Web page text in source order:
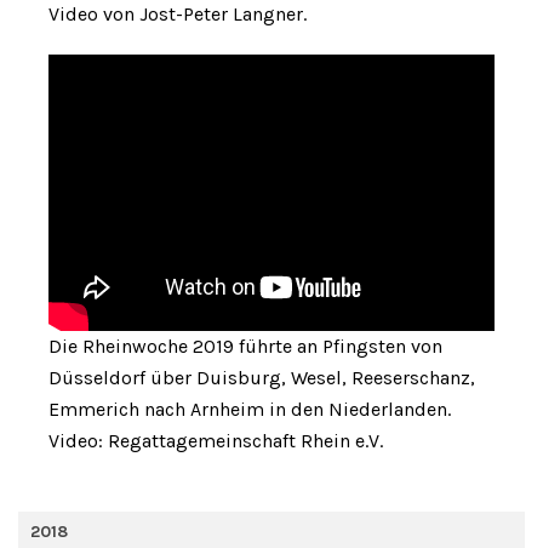
Video von Jost-Peter Langner.
Die Rheinwoche 2019 führte an Pfingsten von
Düsseldorf über Duisburg, Wesel, Reeserschanz,
Emmerich nach Arnheim in den Niederlanden.
Video: Regattagemeinschaft Rhein e.V.
2018